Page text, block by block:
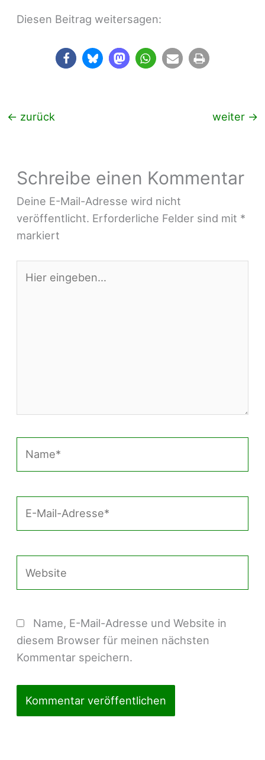
Diesen Beitrag weitersagen:
← zurück weiter →
Schreibe einen Kommentar
Deine E-Mail-Adresse wird nicht
veröffentlicht. Erforderliche Felder sind mit *
markiert
eingeben…
Mail-
Name, E-Mail-Adresse und Website in
diesem Browser für meinen nächsten
Kommentar speichern.